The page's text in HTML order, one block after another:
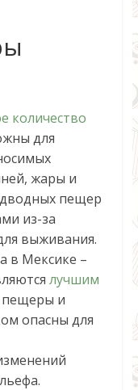
количество
для
жары и
пещер
из-за
выживания.
в Мексике –
лучшим
пещеры и
опасны для